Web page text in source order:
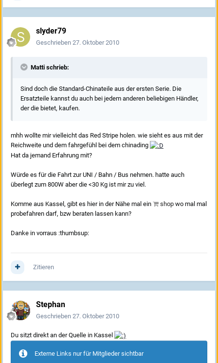
slyder79
Geschrieben 27. Oktober 2010
Matti schrieb:
Sind doch die Standard-Chinateile aus der ersten Serie. Die
Ersatzteile kannst du auch bei jedem anderen beliebigen Händler,
der die bietet, kaufen.
mhh wollte mir vielleicht das Red Stripe holen. wie sieht es aus mit der
Reichweite und dem fahrgefühl bei dem chinading
Hat da jemand Erfahrung mit?
Würde es für die Fahrt zur UNI / Bahn / Bus nehmen. hatte auch
überlegt zum 800W aber die <30 Kg ist mir zu viel.
Komme aus Kassel, gibt es hier in der Nähe mal ein shop wo mal mal
probefahren darf, bzw beraten lassen kann?
Danke in vorraus :thumbsup:
Zitieren
Stephan
Geschrieben 27. Oktober 2010
Du sitzt direkt an der Quelle in Kassel
Externe Links nur für Mitglieder sichtbar